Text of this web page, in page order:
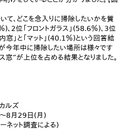
て、どこを念入りに掃除したいかを質
)、2位「フロントガラス」(58.6％)、3位
窓」と「マット」(40.1％)という回答結
が今年中に掃除したい場所は様々です
窓”が上位を占める結果となりました。
ルズ
8月29日(月)
ネット調査による)